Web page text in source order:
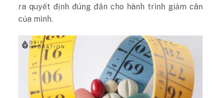
ra quyết định đúng đắn cho hành trình giảm cân
của mình.